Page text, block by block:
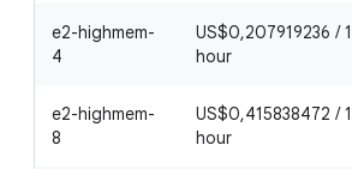
e2-highmem-
4
US$0,207919236 / 1
hour
e2-highmem-
8
US$0,415838472 / 1
hour